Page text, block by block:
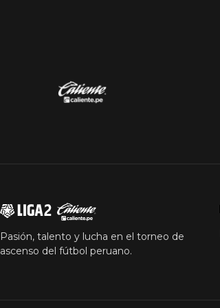
Pasión, talento y lucha en el torneo de
ascenso del fútbol peruano.